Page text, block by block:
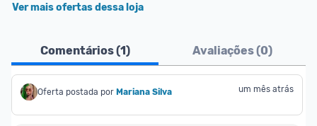
Ver mais ofertas dessa loja
Comentários (1) Avaliações (0)
Oferta postada por Mariana Silva um mês atrás